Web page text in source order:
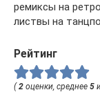
ремиксы на
листвы на
Рейтинг
( 2 оценки, среднее 5